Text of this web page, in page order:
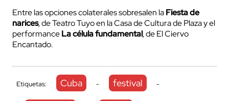
Entre las opciones colaterales sobresalen laFiesta de
narices, de Teatro Tuyo en la Casa de Cultura de Plaza y el
performanceLa célula fundamental, de El Ciervo
Encantado.
Etiquetas: Cuba - festival -